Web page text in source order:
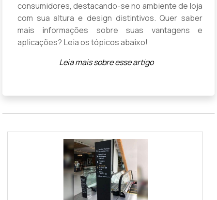
consumidores, destacando-se no ambiente de loja
com sua altura e design distintivos. Quer saber
mais informações sobre suas vantagens e
aplicações? Leia os tópicos abaixo!